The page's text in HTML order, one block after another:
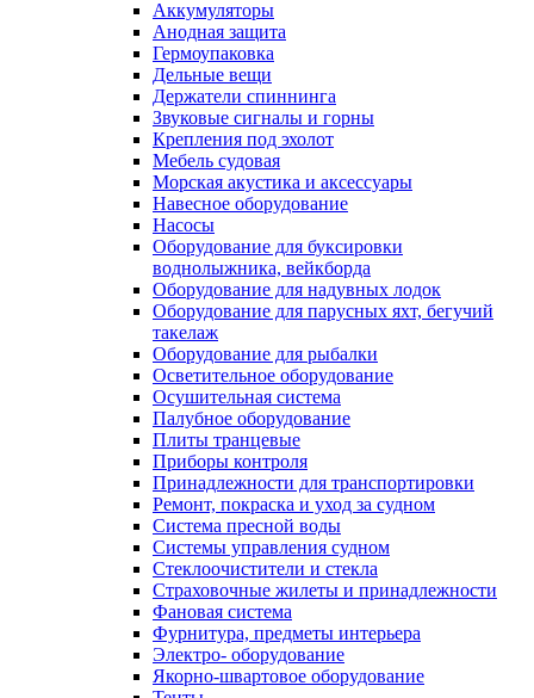
Аккумуляторы
Анодная защита
Гермоупаковка
Дельные вещи
Держатели спиннинга
Звуковые сигналы и горны
Крепления под эхолот
Мебель судовая
Морская акустика и аксессуары
Навесное оборудование
Насосы
Оборудование для буксировки
воднолыжника, вейкборда
Оборудование для надувных лодок
Оборудование для парусных яхт, бегучий
такелаж
Оборудование для рыбалки
Осветительное оборудование
Осушительная система
Палубное оборудование
Плиты транцевые
Приборы контроля
Принадлежности для транспортировки
Ремонт, покраска и уход за судном
Система пресной воды
Системы управления судном
Стеклоочистители и стекла
Страховочные жилеты и принадлежности
Фановая система
Фурнитура, предметы интерьера
Электро- оборудование
Якорно-швартовое оборудование